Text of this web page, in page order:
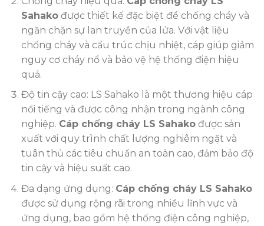
Sahakođược thiết kế đặc biệt để chống cháy và
ngăn chặn sự lan truyền của lửa. Với vật liệu
chống cháy và cấu trúc chịu nhiệt, cáp giúp giảm
nguy cơ cháy nổ và bảo vệ hệ thống điện hiệu
quả.
Độ tin cậy cao: LS Sahako là một thương hiệu cáp
nổi tiếng và được công nhận trong ngành công
nghiệp. Cáp chống cháy LS Sahakođược sản
xuất với quy trình chất lượng nghiêm ngặt và
tuân thủ các tiêu chuẩn an toàn cao, đảm bảo độ
tin cậy và hiệu suất cao.
Đa dạng ứng dụng: Cáp chống cháy LS Sahako
được sử dụng rộng rãi trong nhiều lĩnh vực và
ứng dụng, bao gồm hệ thống điện công nghiệp,